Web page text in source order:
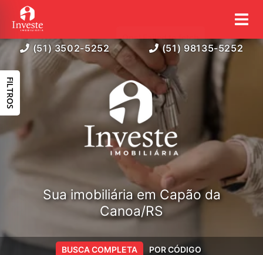
(51) 3502-5252 (51) 98135-5252
Sua imobiliária em Capão da
Canoa/RS
BUSCA COMPLETA POR CÓDIGO
FILTROS